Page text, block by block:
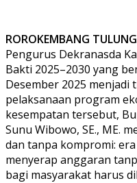
ROROKEMBANG
Pengurus Dekranasda
Bakti 2025–2030 yang
Desember 2025
pelaksanaan program
kesempatan tersebut,
Sunu Wibowo, SE., ME.
dan tanpa kompromi:
menyerap anggaran
bagi masyarakat harus